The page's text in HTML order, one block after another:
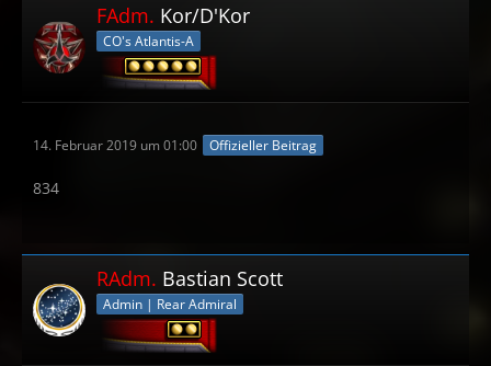
FAdm. Kor/D'Kor
CO's Atlantis-A
14. Februar 2019 um 01:00 Offizieller Beitrag
834
RAdm. Bastian Scott
Admin | Rear Admiral